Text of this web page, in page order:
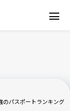
のパスポートランキング